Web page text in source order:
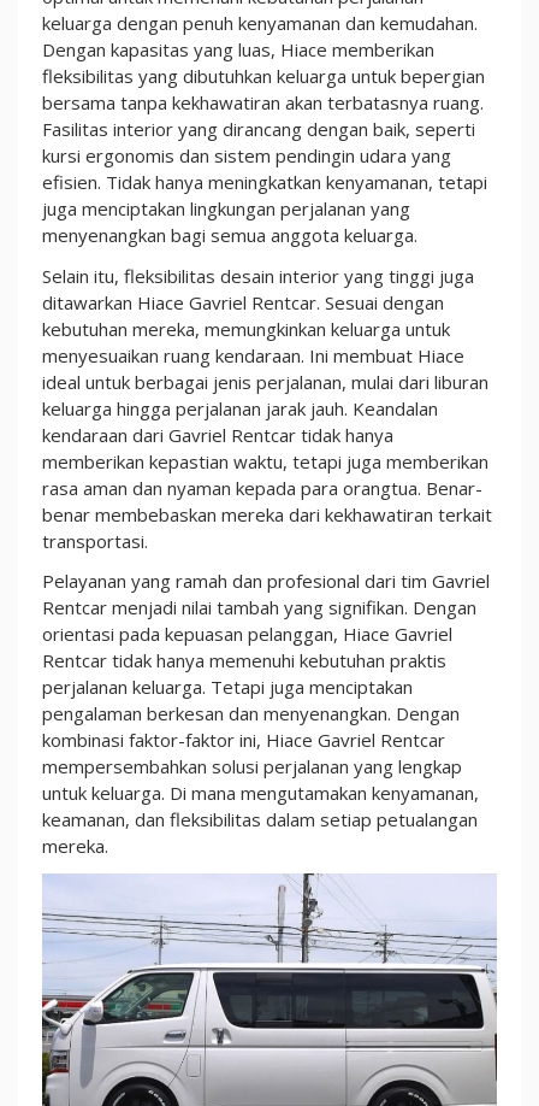
keluarga dengan penuh kenyamanan dan kemudahan.
Dengan kapasitas yang luas, Hiace memberikan
fleksibilitas yang dibutuhkan keluarga untuk bepergian
bersama tanpa kekhawatiran akan terbatasnya ruang.
Fasilitas interior yang dirancang dengan baik, seperti
kursi ergonomis dan sistem pendingin udara yang
efisien. Tidak hanya meningkatkan kenyamanan, tetapi
juga menciptakan lingkungan perjalanan yang
menyenangkan bagi semua anggota keluarga.
Selain itu, fleksibilitas desain interior yang tinggi juga
ditawarkan Hiace Gavriel Rentcar. Sesuai dengan
kebutuhan mereka, memungkinkan keluarga untuk
menyesuaikan ruang kendaraan. Ini membuat Hiace
ideal untuk berbagai jenis perjalanan, mulai dari liburan
keluarga hingga perjalanan jarak jauh. Keandalan
kendaraan dari Gavriel Rentcar tidak hanya
memberikan kepastian waktu, tetapi juga memberikan
rasa aman dan nyaman kepada para orangtua. Benar-
benar membebaskan mereka dari kekhawatiran terkait
transportasi.
Pelayanan yang ramah dan profesional dari tim Gavriel
Rentcar menjadi nilai tambah yang signifikan. Dengan
orientasi pada kepuasan pelanggan, Hiace Gavriel
Rentcar tidak hanya memenuhi kebutuhan praktis
perjalanan keluarga. Tetapi juga menciptakan
pengalaman berkesan dan menyenangkan. Dengan
kombinasi faktor-faktor ini, Hiace Gavriel Rentcar
mempersembahkan solusi perjalanan yang lengkap
untuk keluarga. Di mana mengutamakan kenyamanan,
keamanan, dan fleksibilitas dalam setiap petualangan
mereka.